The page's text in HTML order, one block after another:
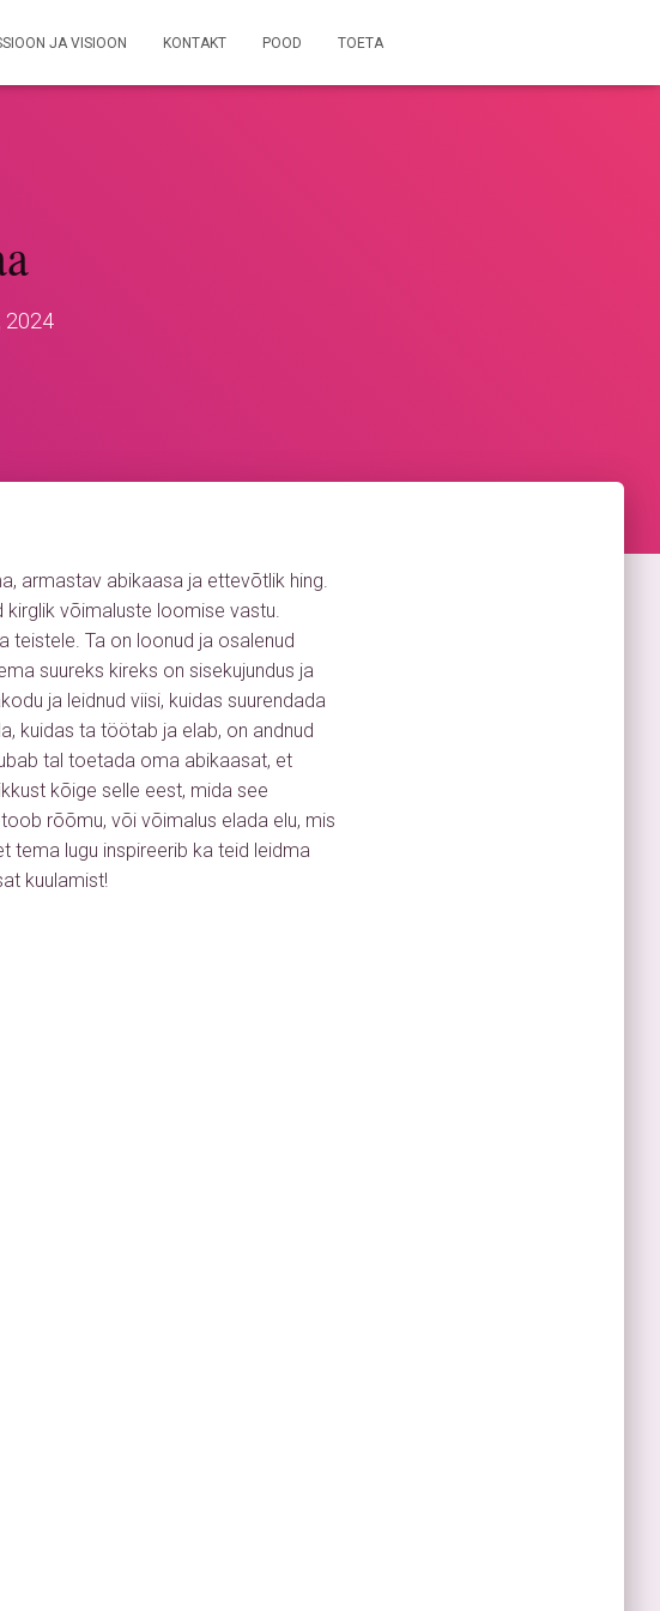
JA VISIOON KONTAKT POOD TOETA
2024
armastav abikaasa ja ettevõtlik hing.
võimaluste loomise vastu.
teistele. Ta on loonud ja osalenud
suureks kireks on sisekujundus ja
ja leidnud viisi, kuidas suurendada
kuidas ta töötab ja elab, on andnud
tal toetada oma abikaasat, et
kõige selle eest, mida see
rõõmu, või võimalus elada elu, mis
tema lugu inspireerib ka teid leidma
kuulamist!